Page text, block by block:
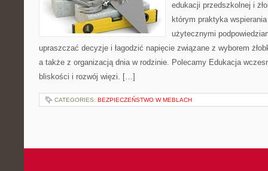
edukacji przedszkolnej i
którym praktyka
użytecznymi
upraszczać decyzje i łagodzić napięcie związane z wyborem
a także z organizacją dnia w rodzinie. Polecamy Edukacja
bliskości i rozwój więzi. […]
CATEGORIES: BEZPIECZEŃSTWO W MEBLACH